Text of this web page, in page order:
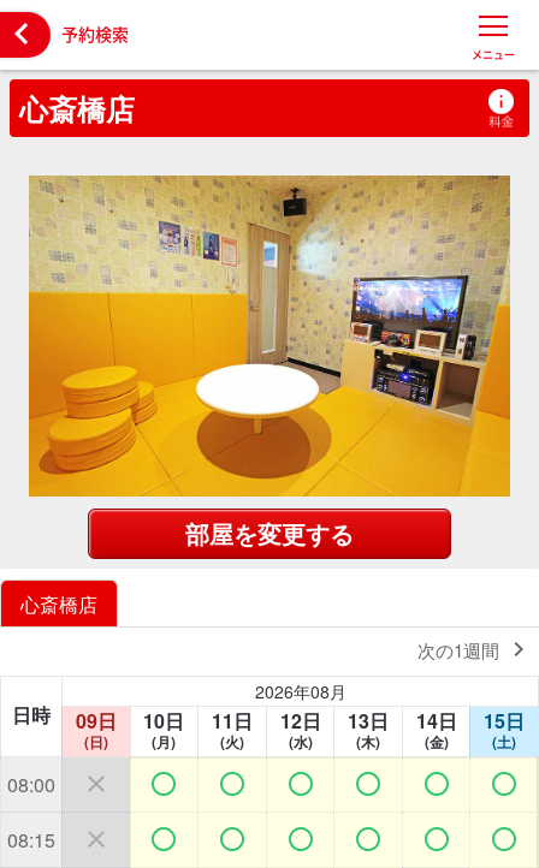
 予約検索
メニュー
心斎橋店
部屋を変更する
心斎橋店
次の1週間 
日時
2026年08月
09日
(日)
10日
(月)
11日
(火)
12日
(水)
13日
(木)
14日
(金)
15日
(土)
08:00       
08:15       